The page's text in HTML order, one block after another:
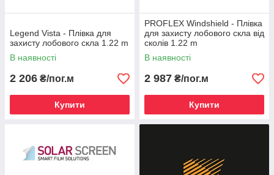
Legend Vista - Плівка для
захисту лобового скла 1.22 m
В наявності
2 206 ₴/пог.м
Купити
PROFLEX Windshield - Плівка
для захисту лобового скла від
сколів 1.22 m
В наявності
2 987 ₴/пог.м
Купити